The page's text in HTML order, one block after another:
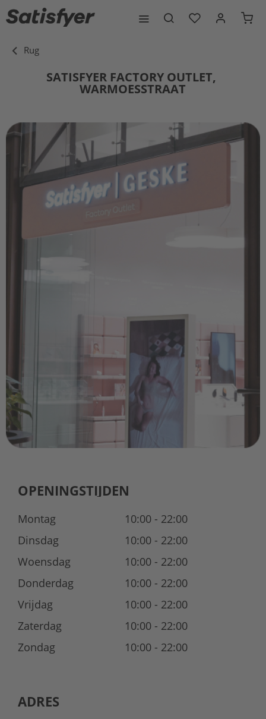
Rug
SATISFYER FACTORY OUTLET,
WARMOESSTRAAT
OPENINGSTIJDEN
Montag
Dinsdag
Woensdag
Donderdag
Vrijdag
Zaterdag
Zondag
10:00 - 22:00
10:00 - 22:00
10:00 - 22:00
10:00 - 22:00
10:00 - 22:00
10:00 - 22:00
10:00 - 22:00
ADRES